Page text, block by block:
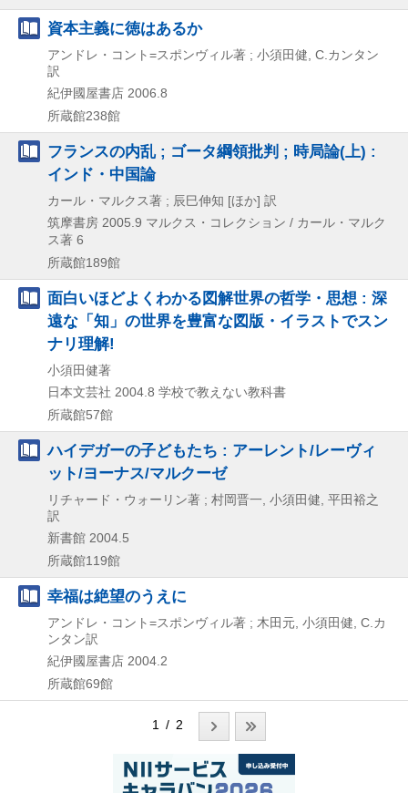
資本主義に徳はあるか
アンドレ・コント=スポンヴィル著 ; 小須田健, C.カンタン
訳
紀伊國屋書店 2006.8
所蔵館238館
フランスの内乱 ; ゴータ綱領批判 ; 時局論(上) :
インド・中国論
カール・マルクス著 ; 辰巳伸知 [ほか] 訳
筑摩書房 2005.9 マルクス・コレクション / カール・マルク
ス著 6
所蔵館189館
面白いほどよくわかる図解世界の哲学・思想 : 深
遠な「知」の世界を豊富な図版・イラストでスン
ナリ理解!
小須田健著
日本文芸社 2004.8 学校で教えない教科書
所蔵館57館
ハイデガーの子どもたち : アーレント/レーヴィ
ット/ヨーナス/マルクーゼ
リチャード・ウォーリン著 ; 村岡晋一, 小須田健, 平田裕之
訳
新書館 2004.5
所蔵館119館
幸福は絶望のうえに
アンドレ・コント=スポンヴィル著 ; 木田元, 小須田健, C.カ
ンタン訳
紀伊國屋書店 2004.2
所蔵館69館
1 / 2